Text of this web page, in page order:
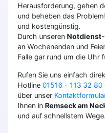
Herausforderung, gehen
und beheben das
und kostengünstig.
Durch unseren Notdienst
an Wochenenden und
Falle gar rund um die Uhr
Rufen Sie uns einfach
Hotline 01516 - 113 32 80
über unser
Ihnen in Remseck am
und auf schnellstem Wege.